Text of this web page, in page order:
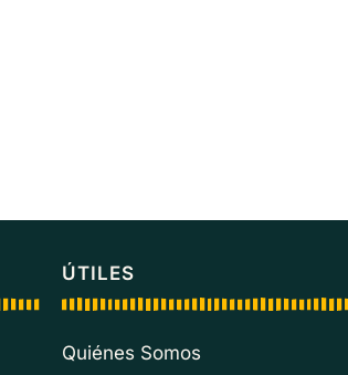
ÚTILES
Quiénes Somos